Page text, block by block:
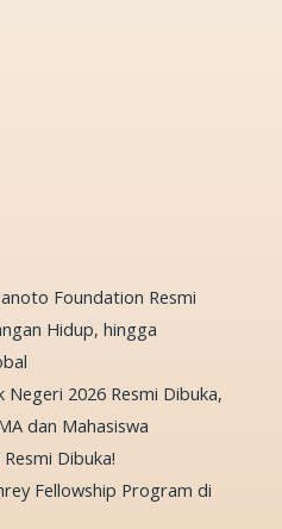
Foundation Resmi
Hidup, hingga
Negeri 2026 Resmi Dibuka,
dan Mahasiswa
Dibuka!
Fellowship Program di